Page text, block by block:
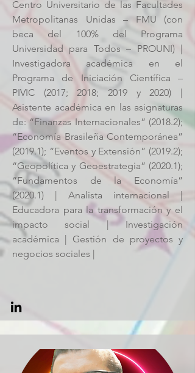
Centro Universitario de las Facultades
Metropolitanas Unidas – FMU (con
beca del 100% del Programa
Universidad para Todos – PROUNI) |
Investigadora académica en el
Programa de Iniciación Científica –
PIVIC (2017; 2018; 2019 y 2020) |
Asistente académica en las asignaturas
de: “Finanzas Internacionales” (2018.2);
“Economía Brasileña Contemporánea”
(2019.1); “Eventos y Extensión” (2019.2);
“Geopolítica y Geoestrategia” (2020.1);
“Fundamentos de la Economía”
(2020.1) | Analista internacional |
Educadora para la transformación y el
impacto social | Investigación
académica | Gestión de proyectos y
negocios sociales |